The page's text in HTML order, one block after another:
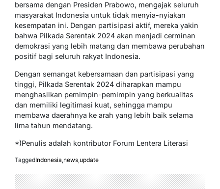
bersama dengan Presiden Prabowo, mengajak seluruh
masyarakat Indonesia untuk tidak menyia-nyiakan
kesempatan ini. Dengan partisipasi aktif, mereka yakin
bahwa Pilkada Serentak 2024 akan menjadi cerminan
demokrasi yang lebih matang dan membawa perubahan
positif bagi seluruh rakyat Indonesia.
Dengan semangat kebersamaan dan partisipasi yang
tinggi, Pilkada Serentak 2024 diharapkan mampu
menghasilkan pemimpin-pemimpin yang berkualitas
dan memiliki legitimasi kuat, sehingga mampu
membawa daerahnya ke arah yang lebih baik selama
lima tahun mendatang.
*)Penulis adalah kontributor Forum Lentera Literasi
TaggedIndonesia,news,update